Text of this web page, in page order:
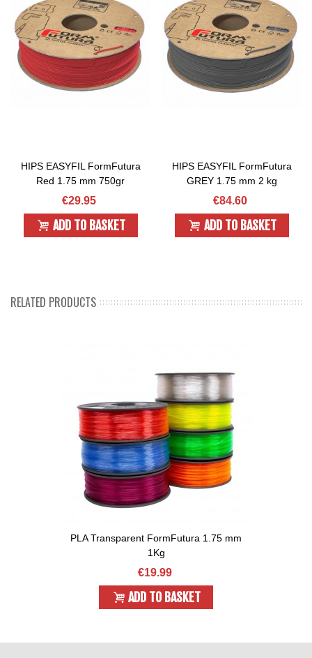
HIPS EASYFIL FormFutura
Red 1.75 mm 750gr
€29.95
ADD TO BASKET
HIPS EASYFIL FormFutura
GREY 1.75 mm 2 kg
€84.60
ADD TO BASKET
RELATED PRODUCTS
PLA Transparent FormFutura 1.75 mm
1Kg
€19.99
ADD TO BASKET